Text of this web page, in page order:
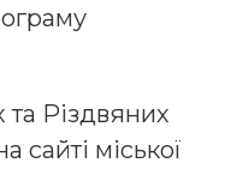
та Різдвяних
сайті міської